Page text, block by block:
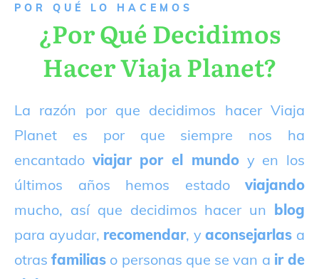
P OR QUÉ LO HACEMOS
¿Por Qué Decidimos
Hacer Viaja Planet?
La razón por que decidimos hacer Viaja
Planet es por que siempre nos ha
encantado viajar por el mundoy en los
últimos años hemos estado viajando
mucho, así que decidimos hacer un blog
para ayudar, recomendar, yaconsejarlas a
otrasfamilias o personas que se van a ir de